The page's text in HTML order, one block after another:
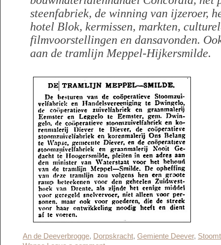
steenfabriek, de winning van ijzeroer,
hotel Blok, kermissen, markten,
filmvoorstellingen en dansavonden.
aan de tramlijn Meppel-Hijkersmilde.
An de Deeverbrogge, Dorpskracht, Gemiente Deever,